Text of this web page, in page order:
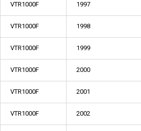
VTR1000F 1997
VTR1000F 1998
VTR1000F 1999
VTR1000F 2000
VTR1000F 2001
VTR1000F 2002